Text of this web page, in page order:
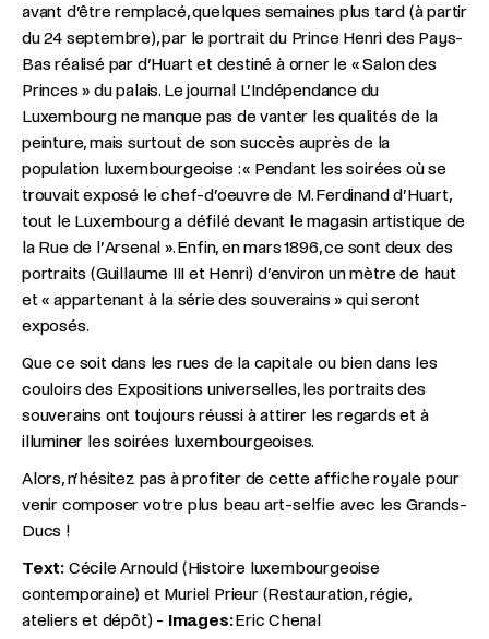
avant d’être remplacé, quelques semaines plus tard (à partir
du 24 septembre), par le portrait du Prince Henri des Pays-
Bas réalisé par d’Huart et destiné à orner le « Salon des
Princes » du palais. Le journal L’Indépendance du
Luxembourg ne manque pas de vanter les qualités de la
peinture, mais surtout de son succès auprès de la
population luxembourgeoise : « Pendant les soirées où se
trouvait exposé le chef-d’oeuvre de M. Ferdinand d’Huart,
tout le Luxembourg a défilé devant le magasin artistique de
la Rue de l’Arsenal ». Enfin, en mars 1896, ce sont deux des
portraits (Guillaume III et Henri) d’environ un mètre de haut
et « appartenant à la série des souverains » qui seront
exposés.
Que ce soit dans les rues de la capitale ou bien dans les
couloirs des Expositions universelles, les portraits des
souverains ont toujours réussi à attirer les regards et à
illuminer les soirées luxembourgeoises.
Alors, n’hésitez pas à profiter de cette affiche royale pour
venir composer votre plus beau art-selfie avec les Grands-
Ducs !
Text: Cécile Arnould (Histoire luxembourgeoise
contemporaine) et Muriel Prieur (Restauration, régie,
ateliers et dépôt) - Images:Eric Chenal